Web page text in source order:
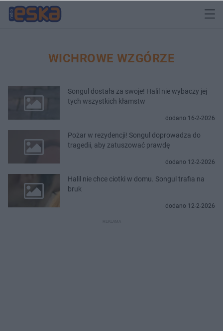
WICHROWE WZGÓRZE
Songul dostała za swoje! Halil nie wybaczy jej
tych wszystkich kłamstw
dodano 16-2-2026
Pożar w rezydencji! Songul doprowadza do
tragedii, aby zatuszować prawdę
dodano 12-2-2026
Halil nie chce ciotki w domu. Songul trafia na
bruk
dodano 12-2-2026